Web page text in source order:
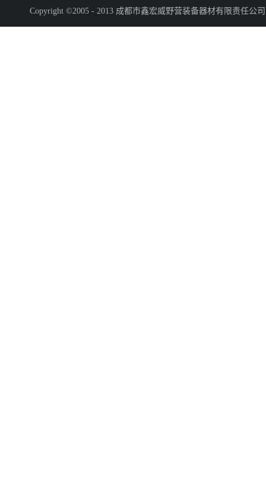
Copyright ©2005 - 2013 成都市鑫宏威野营装备器材有限责任公司